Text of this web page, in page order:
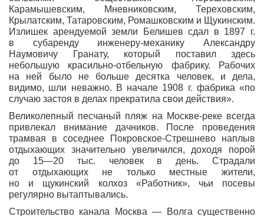
Карамышевским, Мневниковским, Тереховским,
Крылатским, Татаровским, Ромашковским и Щукинским.
Излишек арендуемой земли Белишев сдал в 1897 г.
в субаренду инженеру-механику Александру
Наумовичу Гранату, который поставил здесь
небольшую красильно-отбельную фабрику. Рабочих
на ней было не больше десятка человек, и дела,
видимо, шли неважно. В начале 1908 г. фабрика «по
случаю застоя в делах прекратила свои действия».
Великолепный песчаный пляж на Москве-реке всегда
привлекал внимание дачников. После проведения
трамвая в соседнее Покровское-Стрешнево наплыв
отдыхающих значительно увеличился, доходя порой
до 15—20 тыс. человек в день. Страдали
от отдыхающих не только местные жители,
но и щукинский колхоз
«Работник», чьи посевы
регулярно вытаптывались.
Строительство канала Москва — Волга существенно